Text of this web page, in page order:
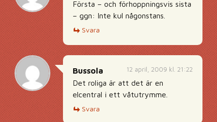
Första – och förhoppningsvis sista
– ggn: Inte kul någonstans.
Svara
12 april, 2009 kl. 21:22
Bussola
Det roliga är att det är en
elcentral i ett våtutrymme.
Svara